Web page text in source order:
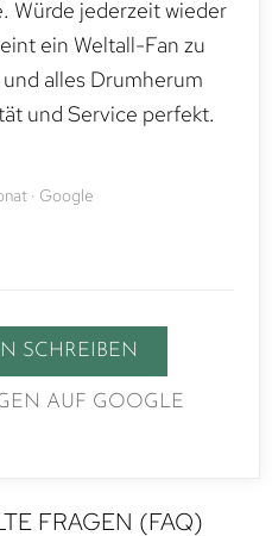
Würde jederzeit wieder
ein Weltall-Fan zu
alles Drumherum
und Service perfekt.
· Google
SCHREIBEN
AUF GOOGLE
FRAGEN (FAQ)